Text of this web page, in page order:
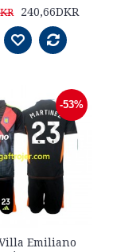
240,66DKR
-53%
Emiliano